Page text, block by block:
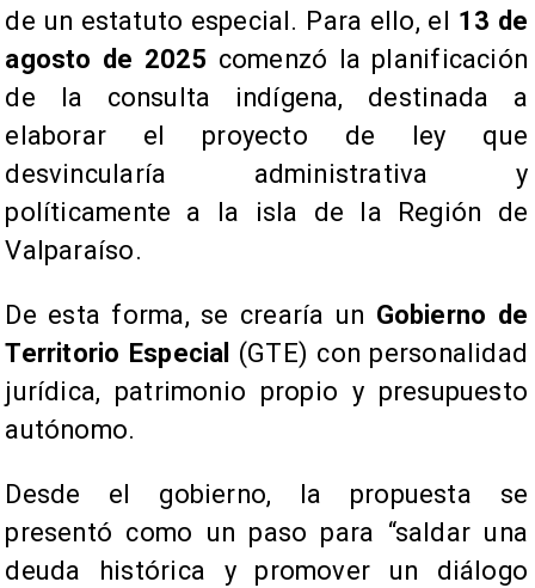
de un estatuto especial. Para ello, el 13 de
agosto de 2025 comenzó la planificación
de la consulta indígena, destinada a
elaborar el proyecto de ley que
desvincularía administrativa y
políticamente a la isla de la Región de
Valparaíso.
De esta forma, se crearía un Gobierno de
Territorio Especial (GTE) con personalidad
jurídica, patrimonio propio y presupuesto
autónomo.
Desde el gobierno, la propuesta se
presentó como un paso para “saldar una
deuda histórica y promover un diálogo